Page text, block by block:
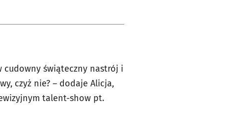
cudowny świąteczny nastrój i
czyż nie? – dodaje Alicja,
talent-show pt.